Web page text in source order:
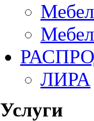
ЛИРА
Услуги